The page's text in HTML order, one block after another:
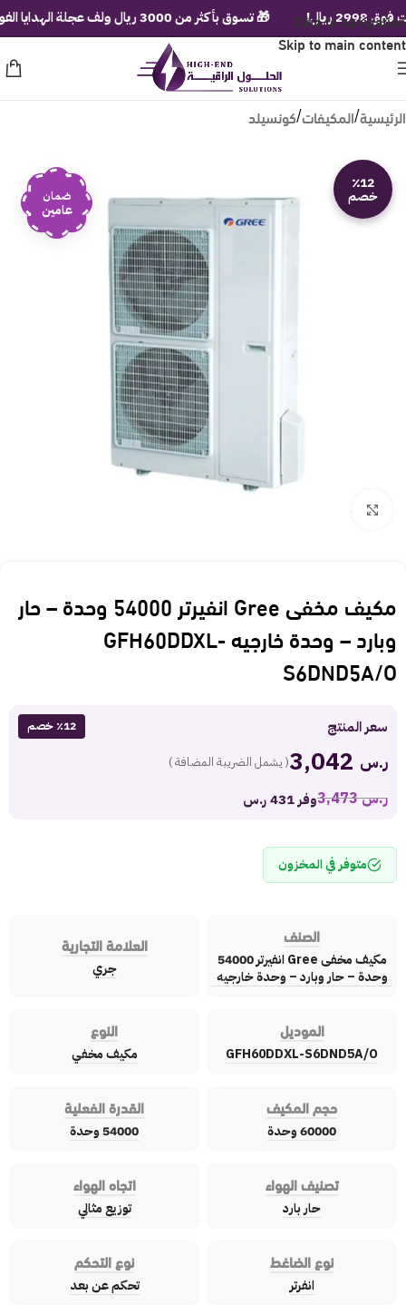
Skip to navigation
Skip to main content
الرئيسية/المكيفات/كونسيلد
٪12
خصم ضمان
عامين
مكيف مخفى Gree انفيرتر 54000 وحدة – حار
وبارد – وحدة خارجيه GFH60DDXL-
S6DND5A/O
سعر المنتج ٪12 خصم
ر.س ( يشمل الضريبة المضافة )
ر.س3,473 وفر 431 ر.س
متوفر في المخزون
الصنف
مكيف مخفى Gree انفيرتر 54000
وحدة – حار وبارد – وحدة خارجيه
العلامة التجارية
جري
الموديل
GFH60DDXL-S6DND5A/O
النوع
مكيف مخفي
حجم المكيف
60000 وحدة
القدرة الفعلية
54000 وحدة
تصنيف الهواء
حار بارد
اتجاه الهواء
توزيع مثالي
نوع الضاغط
انفرتر
نوع التحكم
تحكم عن بعد
🎁 تسوق بأكثر من 3000 ريال ولف عجلة الهدايا الفورية!